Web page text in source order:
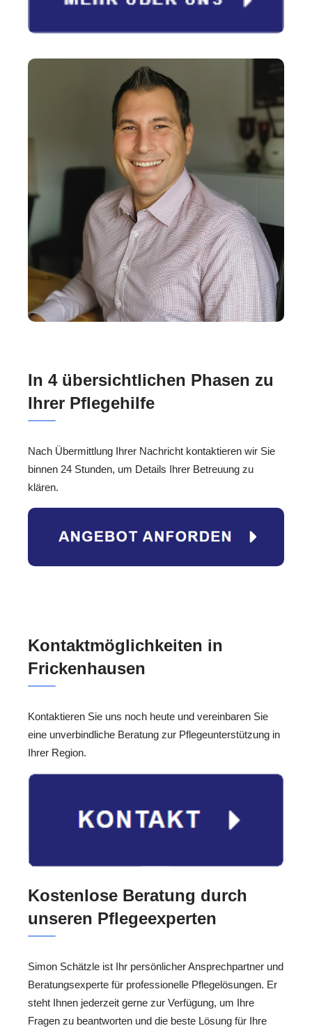
In 4 übersichtlichen Phasen zu
Ihrer Pflegehilfe
Nach Übermittlung Ihrer Nachricht kontaktieren wir Sie
binnen 24 Stunden, um Details Ihrer Betreuung zu
klären.
Kontaktmöglichkeiten in
Frickenhausen
Kontaktieren Sie uns noch heute und vereinbaren Sie
eine unverbindliche Beratung zur Pflegeunterstützung in
Ihrer Region.
Kostenlose Beratung durch
unseren Pflegeexperten
Simon Schätzle ist Ihr persönlicher Ansprechpartner und
Beratungsexperte für professionelle Pflegelösungen. Er
steht Ihnen jederzeit gerne zur Verfügung, um Ihre
Fragen zu beantworten und die beste Lösung für Ihre